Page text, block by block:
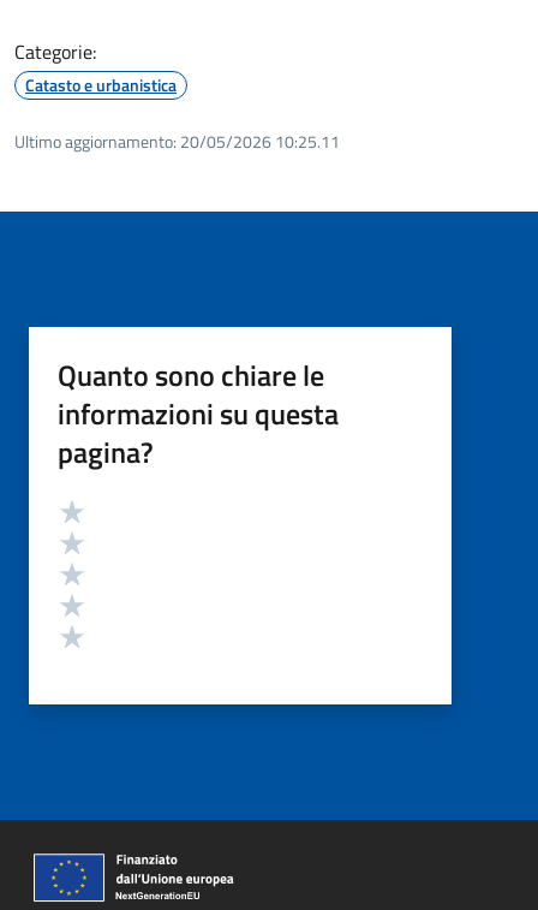
Categorie:
Catasto e urbanistica
Ultimo aggiornamento: 20/05/2026 10:25.11
Quanto sono chiare le
informazioni su questa
pagina?
Valutazione